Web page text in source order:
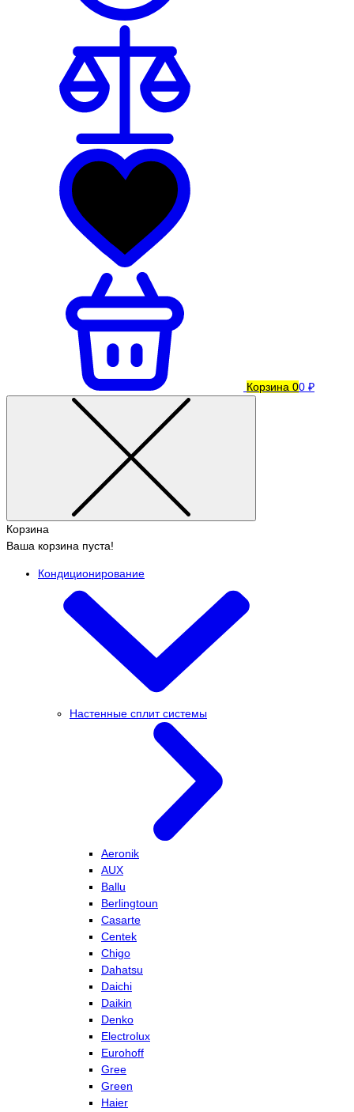
Корзина 00 ₽
Корзина
Ваша корзина пуста!
Кондиционирование
Настенные сплит системы
Aeronik
AUX
Ballu
Berlingtoun
Casarte
Centek
Chigo
Dahatsu
Daichi
Daikin
Denko
Electrolux
Eurohoff
Gree
Green
Haier